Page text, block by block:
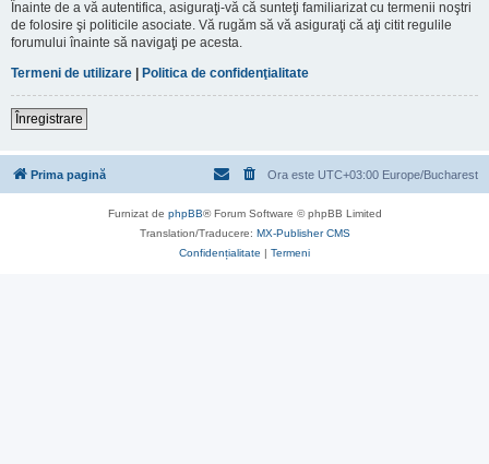
Înainte de a vă autentifica, asiguraţi-vă că sunteţi familiarizat cu termenii noştri
de folosire şi politicile asociate. Vă rugăm să vă asiguraţi că aţi citit regulile
forumului înainte să navigaţi pe acesta.
Termeni de utilizare | Politica de confidenţialitate
Înregistrare
Prima pagină Ora este UTC+03:00 Europe/Bucharest
Furnizat de phpBB® Forum Software © phpBB Limited
Translation/Traducere: MX-Publisher CMS
Confidențialitate | Termeni